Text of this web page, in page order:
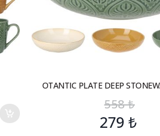
OTANTIC PLATE DEEP
558₺
279 ₺